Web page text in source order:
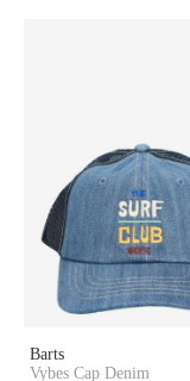
Barts
Vybes Cap Denim